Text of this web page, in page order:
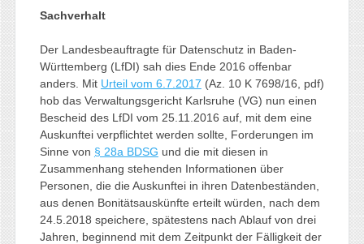
Sachverhalt
Der Landesbeauftragte für Datenschutz in Baden-
Württemberg (LfDI) sah dies Ende 2016 offenbar
anders. Mit Urteil vom 6.7.2017 (Az. 10 K 7698/16, pdf)
hob das Verwaltungsgericht Karlsruhe (VG) nun einen
Bescheid des LfDI vom 25.11.2016 auf, mit dem eine
Auskunftei verpflichtet werden sollte, Forderungen im
Sinne von § 28a BDSG und die mit diesen in
Zusammenhang stehenden Informationen über
Personen, die die Auskunftei in ihren Datenbeständen,
aus denen Bonitätsauskünfte erteilt würden, nach dem
24.5.2018 speichere, spätestens nach Ablauf von drei
Jahren, beginnend mit dem Zeitpunkt der Fälligkeit der